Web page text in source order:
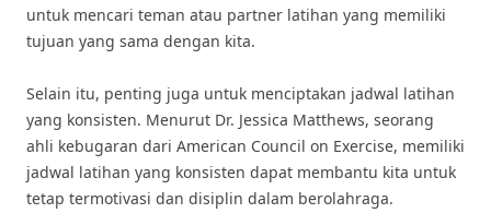
untuk mencari teman atau partner latihan yang memiliki
tujuan yang sama dengan kita.
Selain itu, penting juga untuk menciptakan jadwal latihan
yang konsisten. Menurut Dr. Jessica Matthews, seorang
ahli kebugaran dari American Council on Exercise, memiliki
jadwal latihan yang konsisten dapat membantu kita untuk
tetap termotivasi dan disiplin dalam berolahraga.